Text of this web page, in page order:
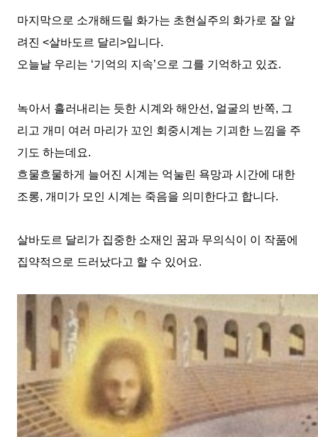
마지막으로 소개해드릴 화가는 초현실주의 화가로 잘 알
려진 <살바도르 달리 >입니다.
오늘날 우리는 ‘기억의 지속’으로 그를 기억하고 있죠.
녹아서 흘러내리는 듯한 시계와 해안선 , 얼굴의 반쪽, 그
리고 개미 여러 마리가 꼬인 회중시계는 기괴한 느낌을 주
기도 하는데요.
흐물흐물하게 늘어진 시계는 억눌린 욕망과 시간에 대한
조롱, 개미가 모인 시계는 죽음을 의미한다고 합니다.
살바도르 달리가 집중한 소재인 꿈과 무의식이 이 작품에
집약적으로 드러났다고 할 수 있어요.